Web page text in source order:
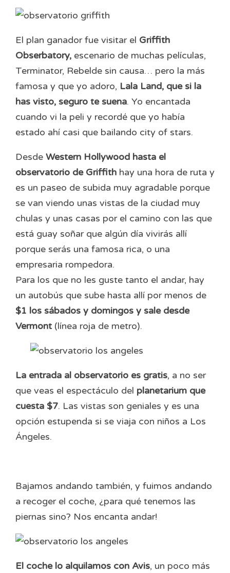
El plan ganador fue visitar el Griffith
Obserbatory, escenario de muchas películas,
Terminator, Rebelde sin causa… pero la más
famosa y que yo adoro, Lala Land, que si la
has visto, seguro te suena. Yo encantada
cuando vi la peli y recordé que yo había
estado ahí casi que bailando city of stars.
Desde Western Hollywood hasta el
observatorio de Griffith hay una hora de ruta y
es un paseo de subida muy agradable porque
se van viendo unas vistas de la ciudad muy
chulas y unas casas por el camino con las que
está guay soñar que algún día vivirás allí
porque serás una famosa rica, o una
empresaria rompedora.
Para los que no les guste tanto el andar, hay
un autobús que sube hasta allí por menos de
$1 los sábados y domingos y sale desde
Vermont(línea roja de metro).
La entrada al observatorio es gratis, a no ser
que veas el espectáculo del planetarium que
cuesta $7. Las vistas son geniales y es una
opción estupenda si se viaja con niños a Los
Ángeles.
Bajamos andando también, y fuimos andando
a recoger el coche, ¿para qué tenemos las
piernas sino? Nos encanta andar!
El coche lo alquilamos con Avis, un poco más